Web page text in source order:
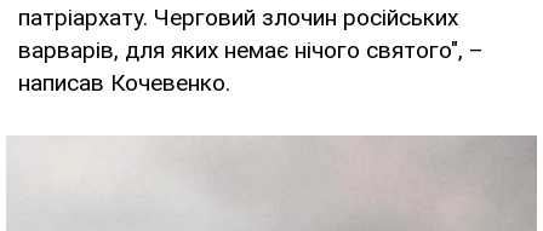
патріархату. Черговий злочин російських
варварів, для яких немає нічого святого", –
написав Кочевенко.